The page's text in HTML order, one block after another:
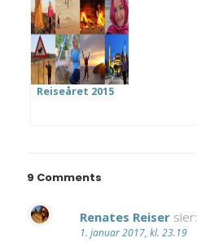
Reiseåret 2015
9 Comments
Renates Reiser sier:
1. januar 2017, kl. 23.19